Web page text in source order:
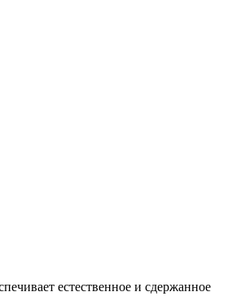
естественное и сдержанное